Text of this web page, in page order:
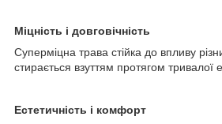
Міцність і довговічність
Суперміцна трава стійка до впливу
стирається взуттям протягом тривалої
Естетичність і комфорт